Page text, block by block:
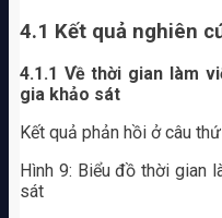
4.1 Kết quả nghiên
4.1.1 Về thời gian làm
gia khảo sát
Kết quả phản hồi ở câu
Hình 9: Biểu đồ thời gian
sát